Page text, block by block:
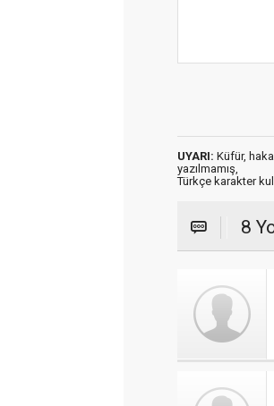
UYARI: Küfür,
yazılmamış,
Türkçe karakter
8